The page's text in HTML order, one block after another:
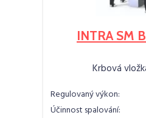
INTRA SM
Krbová
Regulovaný výkon:
Účinnost spalování: